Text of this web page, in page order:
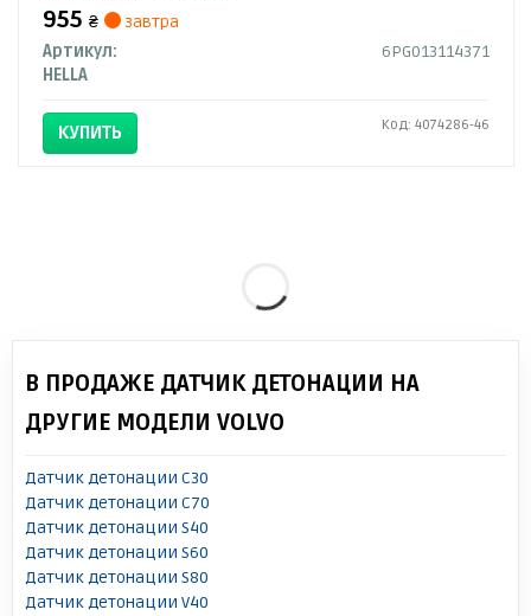
955 ₴
завтра
Артикул:
6PG013114371
HELLA
КУПИТЬ Код: 4074286-46
В ПРОДАЖЕ ДАТЧИК ДЕТОНАЦИИ НА
ДРУГИЕ МОДЕЛИ VOLVO
Датчик детонации C30
Датчик детонации C70
Датчик детонации S40
Датчик детонации S60
Датчик детонации S80
Датчик детонации V40